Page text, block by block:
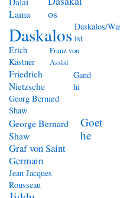
Lama
os
Daskalos Daskalos/
ist
Erich
Kästner
Franz von
Assisi
Friedrich
Nietzsche
Gand
hi
Georg Bernard
Shaw
George Bernard
Shaw
Goet
he
Graf von Saint
Germain
Jean Jacques
Rousseau